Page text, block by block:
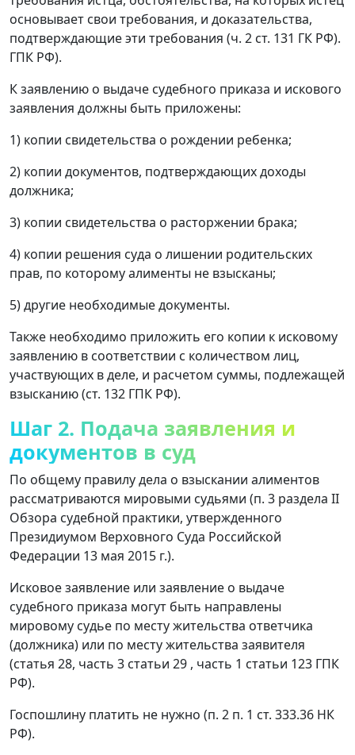
основывает свои требования, и доказательства,
подтверждающие эти требования (ч. 2 ст. 131 ГК РФ).
ГПК РФ).
К заявлению о выдаче судебного приказа и искового
заявления должны быть приложены:
1) копии свидетельства о рождении ребенка;
2) копии документов, подтверждающих доходы
должника;
3) копии свидетельства о расторжении брака;
4) копии решения суда о лишении родительских
прав, по которому алименты не взысканы;
5) другие необходимые документы.
Также необходимо приложить его копии к исковому
заявлению в соответствии с количеством лиц,
участвующих в деле, и расчетом суммы, подлежащей
взысканию (ст. 132 ГПК РФ).
Шаг 2. Подача заявления и
документов в суд
По общему правилу дела о взыскании алиментов
рассматриваются мировыми судьями (п. 3 раздела II
Обзора судебной практики, утвержденного
Президиумом Верховного Суда Российской
Федерации 13 мая 2015 г.).
Исковое заявление или заявление о выдаче
судебного приказа могут быть направлены
мировому судье по месту жительства ответчика
(должника) или по месту жительства заявителя
(статья 28, часть 3 статьи 29 , часть 1 статьи 123 ГПК
РФ).
Госпошлину платить не нужно (п. 2 п. 1 ст. 333.36 НК
РФ).